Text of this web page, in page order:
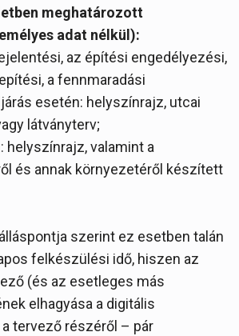
meghatározott
adat nélkül):​​​​​
az építési engedélyezési,
a fennmaradási
esetén: helyszínrajz, utcai
látványterv;
helyszínrajz, valamint a
és annak környezetéről készített
szerint ez esetben talán
felkészülési idő, hiszen az
(és az esetleges más
elhagyása a digitális
tervező részéről – pár